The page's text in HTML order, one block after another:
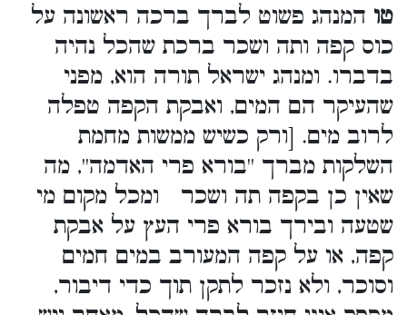
טו המנהג פשוט לברך ברכה ראשונה על
כוס קפה ותה ושכר ברכת שהכל נהיה
בדברו. ומנהג ישראל תורה הוא, מפני
שהעיקר הם המים, ואבקת הקפה טפלה
לרוב מים. [ורק כשיש ממשות מחמת
השלקות מברך ''בורא פרי האדמה'', מה
שאין כן בקפה תה ושכר ומכל מקום מי
שטעה ובירך בורא פרי העץ על אבקת
קפה, או על קפה המעורב במים חמים
וסוכר, ולא נזכר לתקן תוך כדי דיבור,